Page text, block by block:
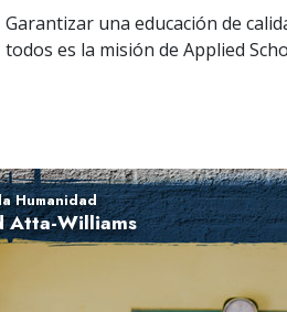
Garantizar una educación de
todos es la misión de Applied
Humanidad
Atta-Williams